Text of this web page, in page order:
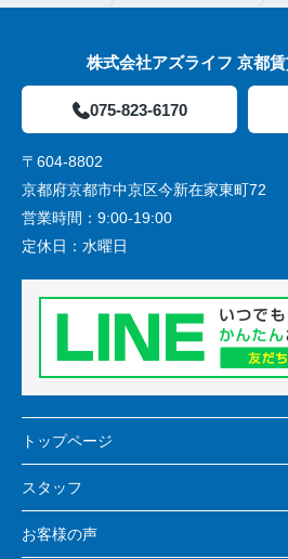
株式会社アズライフ 京都
075-823-6170
〒604-8802
京都府京都市中京区今新在家東町72
営業時間： 9:00-19:00
定休日： 水曜日
トップページ
スタッフ
お客様の声